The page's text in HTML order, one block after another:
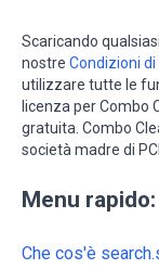
Scaricando
nostre Condizioni
utilizzare tutte le
licenza per Combo
gratuita. Combo
società madre di
Menu rapido:
Che cos'è